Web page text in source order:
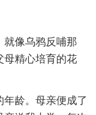
像乌鸦反哺那
母精心培育的花
龄。母亲便成了